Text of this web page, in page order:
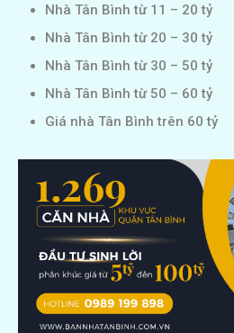
Nhà Tân Bình từ 11 – 20 tỷ
Nhà Tân Bình từ 20 – 30 tỷ
Nhà Tân Bình từ 30 – 50 tỷ
Nhà Tân Bình từ 50 – 60 tỷ
Giá nhà Tân Bình trên 60 tỷ